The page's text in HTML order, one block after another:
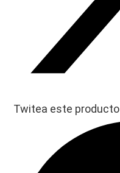
Twitea este producto